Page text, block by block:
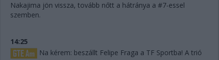
Nakajima jön vissza, tovább nőtt a hátránya a #7-essel
szemben.
14:25
Na kérem: beszállt Felipe Fraga a TF Sportba! A trió